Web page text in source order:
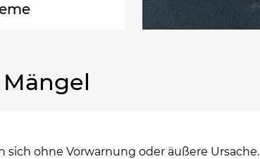
ohne Vorwarnung oder äußere Ursache.